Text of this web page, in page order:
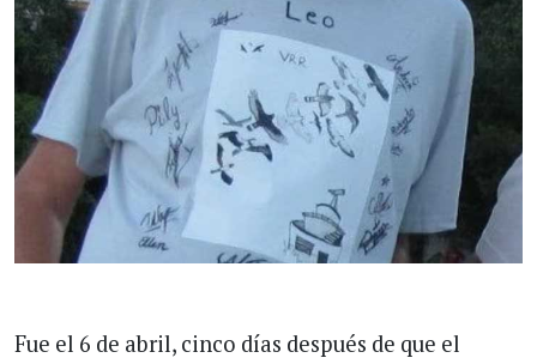
Fue el 6 de abril, cinco días después de que el